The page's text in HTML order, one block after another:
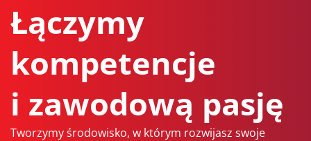
Łączymy
kompetencje
i zawodową pasję
Tworzymy środowisko, w którym rozwijasz swoje